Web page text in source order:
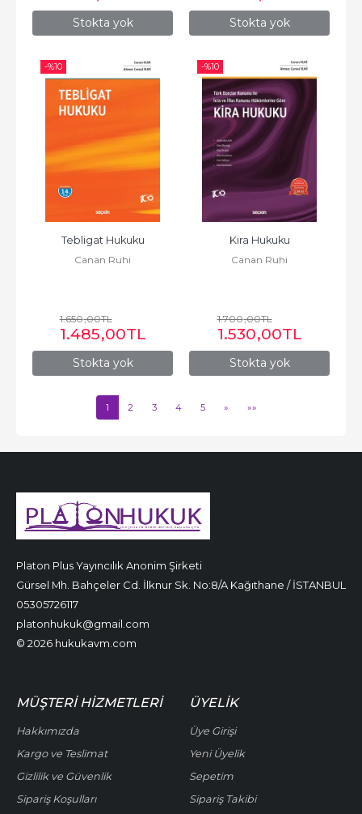
Stokta yok Stokta yok
-%10
Stokta yok
Tebligat Hukuku
Canan Ruhi
1.650,00TL
1.485,00TL
-%10
Stokta yok
Kira Hukuku
Canan Ruhi
1.700,00TL
1.530,00TL
1 2 3 4 5 » »»
Platon Plus Yayıncılık Anonim Şirketi
Gürsel Mh. Bahçeler Cd. İlknur Sk. No:8/A Kağıthane / İSTANBUL
05305726117
platonhukuk@gmail.com
© 2026 hukukavm.com
MÜŞTERI HIZMETLERI
Hakkımızda
Kargo ve Teslimat
Gizlilik ve Güvenlik
Sipariş Koşulları
ÜYELIK
Üye Girişi
Yeni Üyelik
Sepetim
Sipariş Takibi